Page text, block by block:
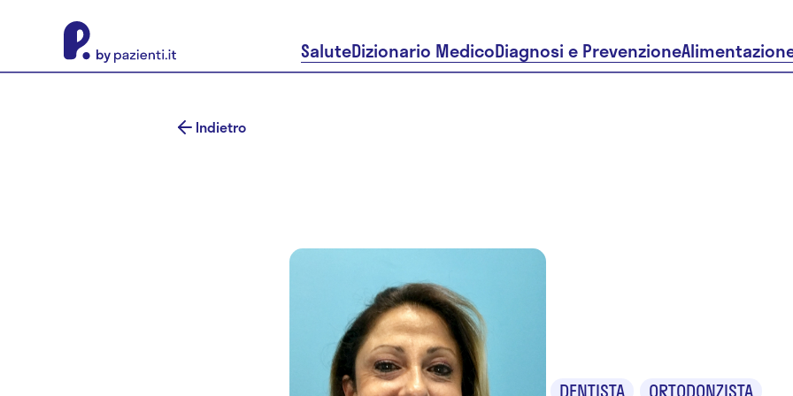
SaluteDizionario MedicoDiagnosi e Prevenzione
Indietro
DENTISTA ORTODONZISTA